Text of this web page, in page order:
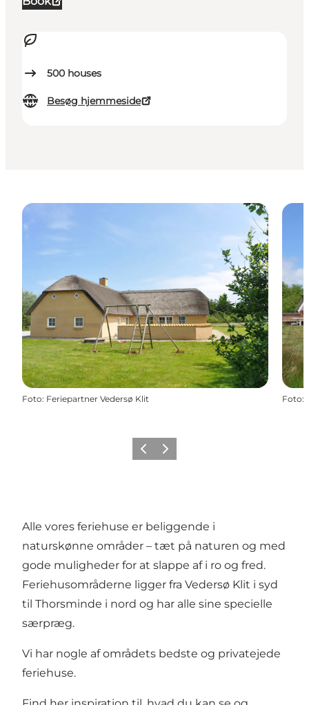
500 houses
Besøg hjemmeside
Foto: Feriepartner Vedersø Klit Foto:
ForrigeNæste
Alle vores feriehuse er beliggende i
naturskønne områder – tæt på naturen og med
gode muligheder for at slappe af i ro og fred.
Feriehusområderne ligger fra Vedersø Klit i syd
til Thorsminde i nord og har alle sine specielle
særpræg.
Vi har nogle af områdets bedste og privatejede
feriehuse.